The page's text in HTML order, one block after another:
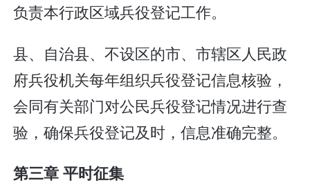
负责本行政区域兵役登记工作。
县、自治县、不设区的市、市辖区人民政
府兵役机关每年组织兵役登记信息核验，
会同有关部门对公民兵役登记情况进行查
验，确保兵役登记及时，信息准确完整。
第三章 平时征集